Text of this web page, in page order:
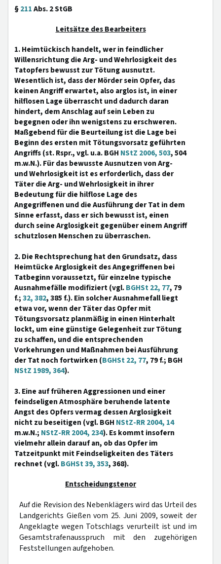
§211Abs. 2 StGB
Leitsätze des Bearbeiters
1. Heimtückisch handelt, wer in feindlicher
Willensrichtung die Arg- und Wehrlosigkeit des
Tatopfers bewusst zur Tötung ausnutzt.
Wesentlich ist, dass der Mörder sein Opfer, das
keinen Angriff erwartet, also arglos ist, in einer
hilflosen Lage überrascht und dadurch daran
hindert, dem Anschlag auf sein Leben zu
begegnen oder ihn wenigstens zu erschweren.
Maßgebend für die Beurteilung ist die Lage bei
Beginn des ersten mit Tötungsvorsatz geführten
Angriffs (st. Rspr., vgl. u.a. BGH NStZ 2006, 503, 504
m.w.N.). Für das bewusste Ausnutzen von Arg-
und Wehrlosigkeit ist es erforderlich, dass der
Täter die Arg- und Wehrlosigkeit in ihrer
Bedeutung für die hilflose Lage des
Angegriffenen und die Ausführung der Tat in dem
Sinne erfasst, dass er sich bewusst ist, einen
durch seine Arglosigkeit gegenüber einem Angriff
schutzlosen Menschen zu überraschen.
2. Die Rechtsprechung hat den Grundsatz, dass
Heimtücke Arglosigkeit des Angegriffenen bei
Tatbeginn voraussetzt, für einzelne typische
Ausnahmefälle modifiziert (vgl.BGHSt 22, 77, 79
f.;32, 382, 385 f.). Ein solcher Ausnahmefall liegt
etwa vor, wenn der Täter das Opfer mit
Tötungsvorsatz planmäßig in einen Hinterhalt
lockt, um eine günstige Gelegenheit zur Tötung
zu schaffen, und die entsprechenden
Vorkehrungen und Maßnahmen bei Ausführung
der Tat noch fortwirken (BGHSt 22, 77, 79 f.; BGH
NStZ 1989, 364).
3. Eine auf früheren Aggressionen und einer
feindseligen Atmosphäre beruhende latente
Angst des Opfers vermag dessen Arglosigkeit
nicht zu beseitigen (vgl. BGH NStZ-RR 2004, 14
m.w.N.; NStZ-RR 2004, 234). Es kommt insofern
vielmehr allein darauf an, ob das Opfer im
Tatzeitpunkt mit Feindseligkeiten des Täters
rechnet (vgl.BGHSt 39, 353, 368).
Entscheidungstenor
Auf die Revision des Nebenklägers wird das Urteil des
Landgerichts Gießen vom 25. Juni 2009, soweit der
Angeklagte wegen Totschlags verurteilt ist und im
Gesamtstrafenausspruch mit den zugehörigen
Feststellungen aufgehoben.